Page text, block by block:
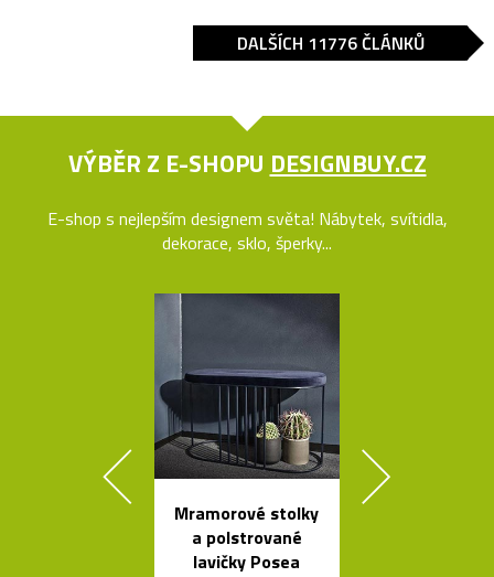
DALŠÍCH 11776 ČLÁNKŮ
VÝBĚR Z E-SHOPU DESIGNBUY.CZ
E-shop s nejlepším designem světa! Nábytek, svítidla,
dekorace, sklo, šperky...
Mramorové stolky
a polstrované
lavičky Posea